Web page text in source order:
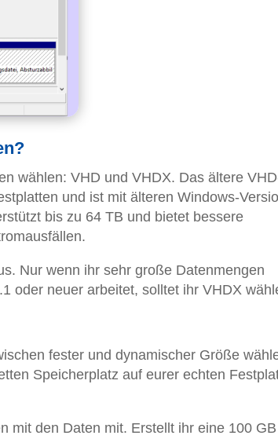
wählen: VHD und VHDX. Das ältere
und ist mit älteren Windows-
bis zu 64 TB und bietet bessere
Nur wenn ihr sehr große Datenmengen
oder neuer arbeitet, solltet ihr VHDX
fester und dynamischer Größe
Speicherplatz auf eurer echten
mit den Daten mit. Erstellt ihr eine 100